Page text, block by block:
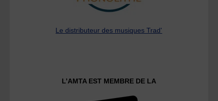
Le distributeur des musiques Trad'
L’AMTA EST MEMBRE DE LA